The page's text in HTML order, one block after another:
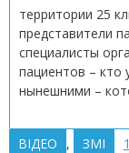
территории 25
представители
специалисты
пациентов – кто
нынешними –
ВІДЕО , ЗМІ